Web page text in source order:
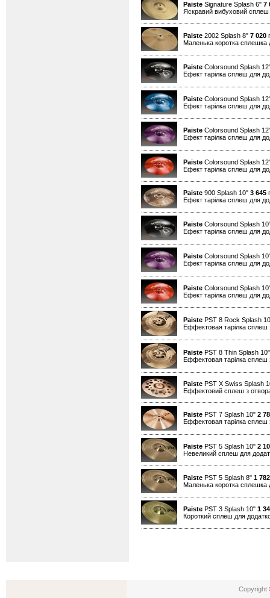
Paiste Signature Splash 6" 7
Яскравий вибуховий сплеш
Paiste 2002 Splash 8" 7 020
Маленька коротка сплешка
Paiste Colorsound Splash
Ефект тарілка сплеш для
Paiste Colorsound Splash
Ефект тарілка сплеш для
Paiste Colorsound Splash
Ефект тарілка сплеш для
Paiste Colorsound Splash
Ефект тарілка сплеш для
Paiste 900 Splash 10" 3 645
Ефект тарілка сплеш для
Paiste Colorsound Splash
Ефект тарілка сплеш для
Paiste Colorsound Splash
Ефект тарілка сплеш для
Paiste Colorsound Splash
Ефект тарілка сплеш для
Paiste PST 8 Rock Splash
Еффектовая тарілка сплеш
Paiste PST 8 Thin Splash
Еффектовая тарілка
Paiste PST X Swiss Splash
Еффектовий сплеш з
Paiste PST 7 Splash 10" 2
Еффектовая тарілка сплеш
Paiste PST 5 Splash 10" 2
Невеликий сплеш для
Paiste PST 5 Splash 8" 1 782
Маленька коротка сплешка
Paiste PST 3 Splash 10" 1
Короткий сплеш для
Copyright